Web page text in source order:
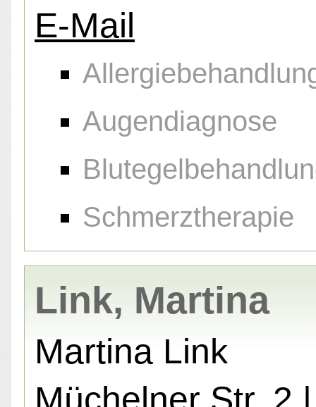
E-Mail
Augendiagnose
Schmerztherapie
Link, Martina
Martina Link